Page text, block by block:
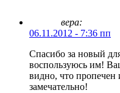
вера:
06.11.2012 - 7:36 пп
Спасибо за новый
воспользуюсь им!
видно, что
замечательно!